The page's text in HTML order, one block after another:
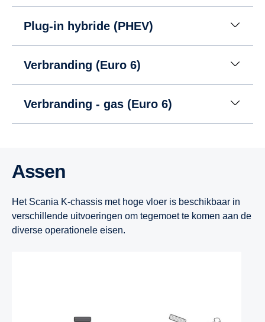
Plug-in hybride (PHEV)
Verbranding (Euro 6)
Verbranding - gas (Euro 6)
Assen
Het Scania K-chassis met hoge vloer is beschikbaar in
verschillende uitvoeringen om tegemoet te komen aan de
diverse operationele eisen.